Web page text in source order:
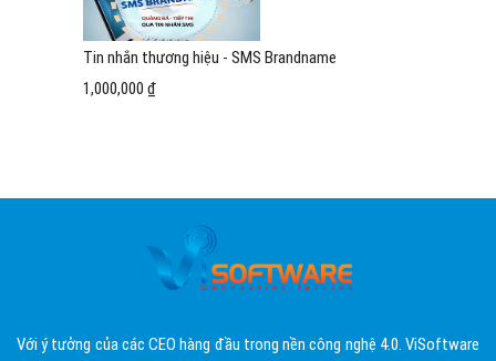
Tin nhắn thương hiệu - SMS Brandname
1,000,000 ₫
Với ý tưởng của các CEO hàng đầu trong nền công nghệ 4.0. ViSoftware